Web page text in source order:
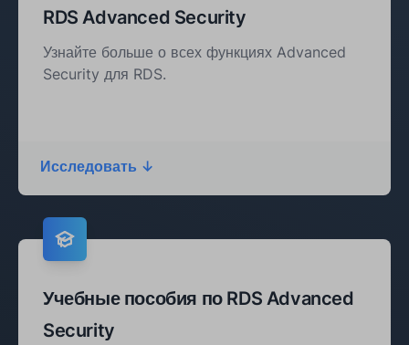
RDS Advanced Security‍
Узнайте больше о всех функциях Advanced
Security для RDS.
Исследовать ↓
Учебные пособия по RDS Advanced
Security